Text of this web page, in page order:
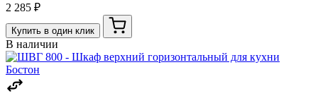
2 285 ₽
Купить в один клик
В наличии